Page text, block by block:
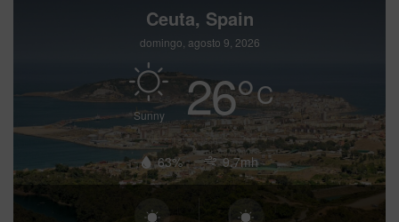
Ceuta, Spain
domingo, agosto 9, 2026
Sunny 26°C
63% 9.7mh